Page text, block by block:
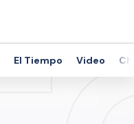
El Tiempo Video